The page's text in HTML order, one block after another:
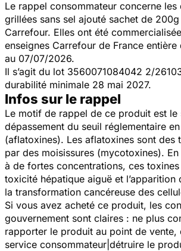
Le rappel consommateur concerne les
grillées sans sel ajouté sachet de
Carrefour. Elles ont été
enseignes Carrefour de France
au 07/07/2026.
Il s’agit du lot 3560071084042 2/
durabilité minimale 28 mai 2027.
Infos sur le rappel
Le motif de rappel de ce produit est le
dépassement du seuil réglementaire
(aflatoxines). Les aflatoxines sont des
par des moisissures (mycotoxines).
à de fortes concentrations, ces
toxicité hépatique aiguë et l’apparition
la transformation cancéreuse des
Si vous avez acheté ce produit, les
gouvernement sont claires : ne plus
rapporter le produit au point de vente,
service consommateur|détruire le